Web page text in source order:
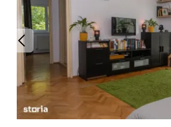
Servicii
Animale de companie
Afaceri și echipamente
Inchiriere Bunuri si Vehicule
Utilaje agricole si industriale
Piese auto si accesorii
Dacia Duster